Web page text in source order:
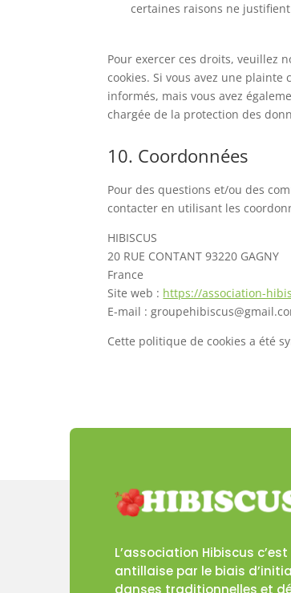
certaines raisons ne
Pour exercer ces droits, veuillez
cookies. Si vous avez une
informés, mais vous avez
chargée de la protection des
10. Coordonnées
Pour des questions et/ou des
contacter en utilisant les
HIBISCUS
20 RUE CONTANT 93220 GAGNY
France
Site web : https://association-
E-mail :
Cette politique de cookies a été
L’association Hibiscus
antillaise par le biais
danses traditionnelles et